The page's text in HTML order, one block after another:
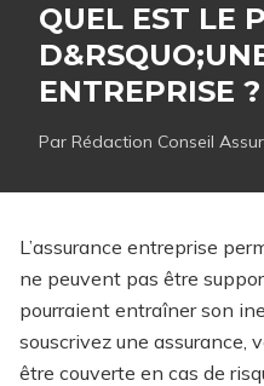
QUEL EST LE
ENTREPRISE ?
Par Rédaction Conseil
L’assurance entreprise
ne peuvent pas être
pourraient entraîner son
souscrivez une assurance,
être couverte en cas de